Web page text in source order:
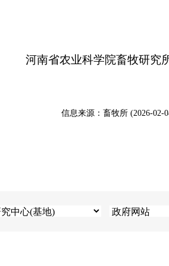
河南省农业科学院畜牧研究
信息来源：畜牧所 (2026-02-